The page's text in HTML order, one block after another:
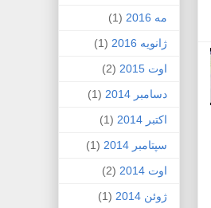
مه 2016
(1)
ژانویه 2016
(1)
اوت 2015
(2)
دسامبر 2014
(1)
اکتبر 2014
(1)
سپتامبر 2014
(1)
اوت 2014
(2)
ژوئن 2014
(1)